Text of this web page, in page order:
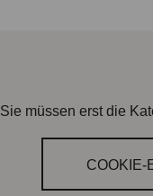
Sie müssen erst die